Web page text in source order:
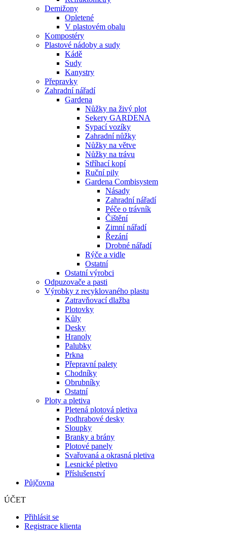
Demižony
Opletené
V plastovém obalu
Kompostéry
Plastové nádoby a sudy
Kádě
Sudy
Kanystry
Přepravky
Zahradní nářadí
Gardena
Nůžky na živý plot
Sekery GARDENA
Sypací vozíky
Zahradní nůžky
Nůžky na větve
Nůžky na trávu
Stříhací kopí
Ruční pily
Gardena Combisystem
Násady
Zahradní nářadí
Péče o trávník
Čištění
Zimní nářadí
Řezání
Drobné nářadí
Rýče a vidle
Ostatní
Ostatní výrobci
Odpuzovače a pasti
Výrobky z recyklovaného plastu
Zatravňovací dlažba
Plotovky
Kůly
Desky
Hranoly
Palubky
Prkna
Přepravní palety
Chodníky
Obrubníky
Ostatní
Ploty a pletiva
Pletená plotová pletiva
Podhrabové desky
Sloupky
Branky a brány
Plotové panely
Svařovaná a okrasná pletiva
Lesnické pletivo
Příslušenství
Půjčovna
ÚČET
Přihlásit se
Registrace klienta